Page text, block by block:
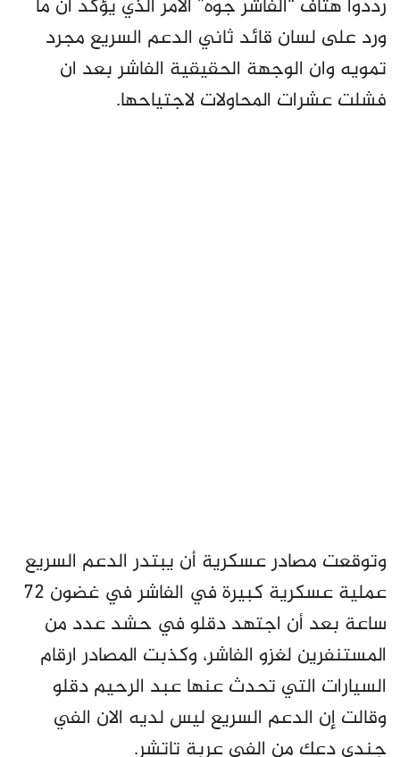
رددوا هتاف “الفاشر جوه” الأمر الذي يؤكد أن ما
ورد على لسان قائد ثاني الدعم السريع مجرد
تمويه وان الوجهة الحقيقية الفاشر بعد ان
فشلت عشرات المحاولات لاجتياحها.
وتوقعت مصادر عسكرية أن يبتدر الدعم السريع
عملية عسكرية كبيرة في الفاشر في غضون 72
ساعة بعد أن اجتهد دقلو في حشد عدد من
المستنفرين لغزو الفاشر، وكذبت المصادر ارقام
السيارات التي تحدث عنها عبد الرحيم دقلو
وقالت إن الدعم السريع ليس لديه الان الفي
جندي دعك من الفي عربة تاتشر.